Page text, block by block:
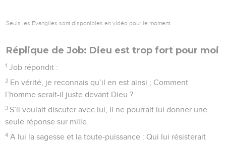
Seuls les Évangiles sont disponibles en vidéo pour le moment.
Réplique de Job: Dieu est trop fort pour moi
1 Job répondit :
2 En vérité, je reconnais qu’il en est ainsi ; Comment
l’homme serait-il juste devant Dieu ?
3 S’il voulait discuter avec lui, Il ne pourrait lui donner une
seule réponse sur mille.
4 A lui la sagesse et la toute-puissance : Qui lui résisterait